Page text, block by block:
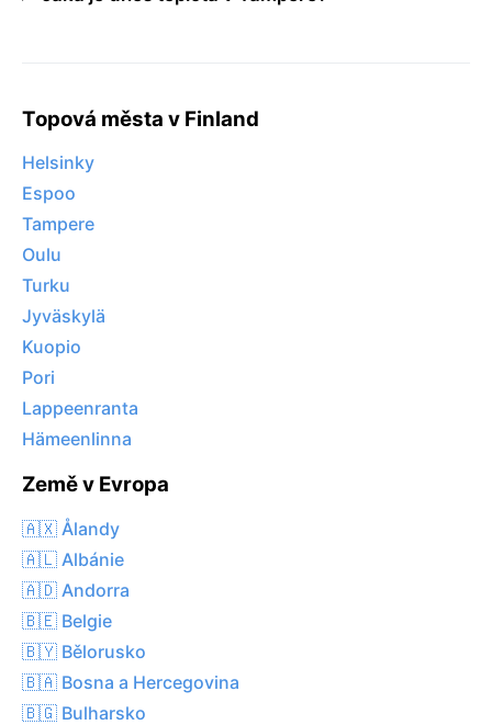
Topová města v Finland
Helsinky
Espoo
Tampere
Oulu
Turku
Jyväskylä
Kuopio
Pori
Lappeenranta
Hämeenlinna
Země v Evropa
🇦🇽 Ålandy
🇦🇱 Albánie
🇦🇩 Andorra
🇧🇪 Belgie
🇧🇾 Bělorusko
🇧🇦 Bosna a Hercegovina
🇧🇬 Bulharsko